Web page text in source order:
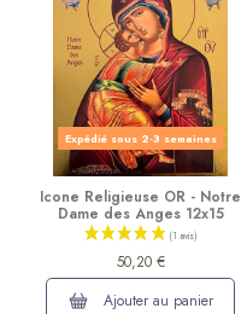
Expédié sous 2-3 semaines
Icone Religieuse OR - Notre
Dame des Anges 12x15
50,20 €
Ajouter au panier